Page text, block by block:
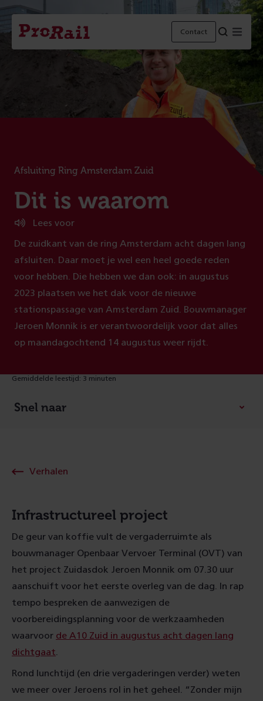
Navigatie
Homepage
ProRail
Contact
Afsluiting Ring Amsterdam Zuid
:
Dit is waarom
Lees voor
De zuidkant van de ring Amsterdam acht dagen lang
afsluiten. Daar moet je wel een heel goede reden
voor hebben. Die hebben we dan ook: in augustus
2023 plaatsen we het dak voor de nieuwe
stationspassage van Amsterdam Zuid. Bouwmanager
Jeroen Monnik is er verantwoordelijk voor dat alles
op maandagochtend 14 augustus weer rijdt.
Gemiddelde leestijd: 3 minuten
Snel naar
Verhalen
Infrastructureel project
De geur van koffie vult de vergaderruimte als
bouwmanager Openbaar Vervoer Terminal (OVT) van
het project Zuidasdok Jeroen Monnik om 07.30 uur
aanschuift voor het eerste overleg van de dag. In rap
tempo bespreken de aanwezigen de
voorbereidingsplanning voor de werkzaamheden
waarvoor de A10 Zuid in augustus acht dagen lang
dichtgaat
Rond lunchtijd (en drie vergaderingen verder) weten
we meer over Jeroens rol in het geheel. “Zonder mijn